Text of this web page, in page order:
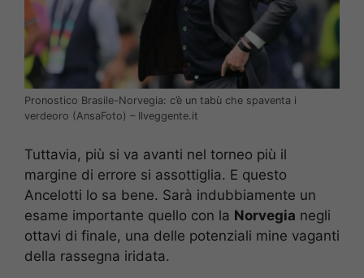
Pronostico Brasile-Norvegia: c’è un tabù che spaventa i
verdeoro (AnsaFoto) – Ilveggente.it
Tuttavia, più si va avanti nel torneo più il
margine di errore si assottiglia. E questo
Ancelotti lo sa bene. Sarà indubbiamente un
esame importante quello con la Norvegia negli
ottavi di finale, una delle potenziali mine vaganti
della rassegna iridata.